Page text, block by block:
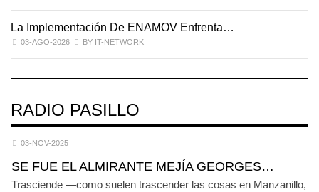
La Implementación De ENAMOV Enfrenta…
03-AGO-2026 BY IT-NETWORK
RADIO PASILLO
03-NOV-2025
SE FUE EL ALMIRANTE MEJÍA GEORGES…
Trasciende —como suelen trascender las cosas en Manzanillo,